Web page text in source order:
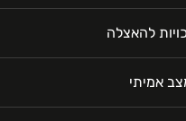
להאצלה
אמיתי